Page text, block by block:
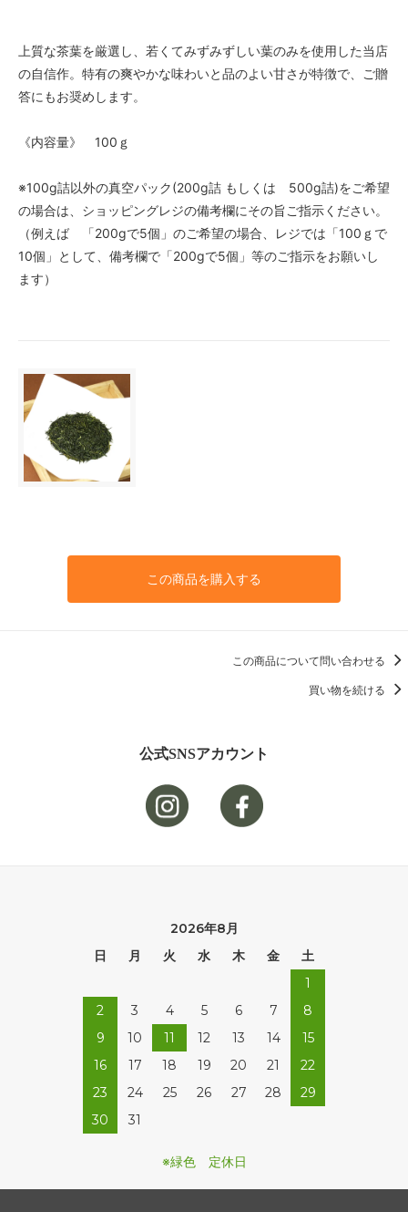
上質な茶葉を厳選し、若くてみずみずしい葉のみを使用した当店
の自信作。特有の爽やかな味わいと品のよい甘さが特徴で、ご贈
答にもお奨めします。
《内容量》 100ｇ
※100g詰以外の真空パック(200g詰 もしくは 500g詰)をご希望
の場合は、ショッピングレジの備考欄にその旨ご指示ください。
（例えば 「200gで5個」のご希望の場合、レジでは「100ｇで
10個」として、備考欄で「200gで5個」等のご指示をお願いし
ます）
この商品を購入する
この商品について問い合わせる
買い物を続ける
公式SNSアカウント
2026年8月
日
月 火 水 木 金
土
1
2
3 4 5 6 7
8
9
10 11 12 13 14
15
16
17 18 19 20 21
22
23
24 25 26 27 28
29
30
31
※緑色 定休日